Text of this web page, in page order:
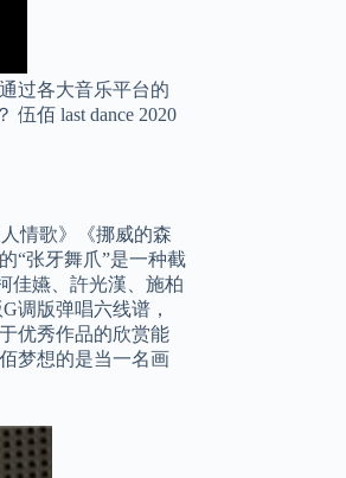
过各大音乐平台的
佰 last dance 2020
情歌》《挪威的森
“张牙舞爪”是一种截
佳嬿、許光漢、施柏
调版弹唱六线谱，
优秀作品的欣赏能
梦想的是当一名画